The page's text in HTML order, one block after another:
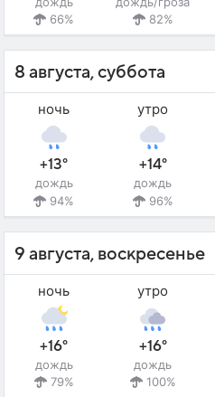
66%
82%
8 августа, суббота
ночь
+13°
дождь
94%
утро
+14°
дождь
96%
9 августа, воскресенье
ночь
+16°
дождь
79%
утро
+16°
дождь
100%